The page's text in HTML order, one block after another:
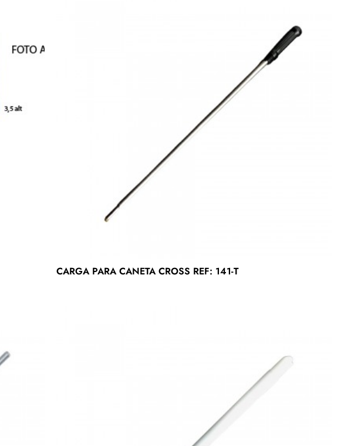
CARGA PARA CANETA CROSS REF: 141-T